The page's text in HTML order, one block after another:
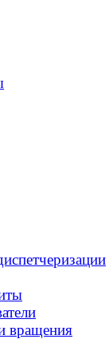
вращения